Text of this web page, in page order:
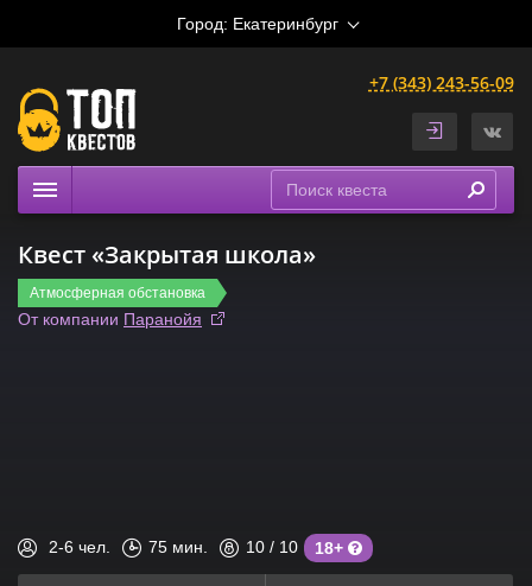
Город: Екатеринбург
+7 (343) 243-56-09
Расписание
Рейтинги
Квест «Закрытая школа»
Атмосферная обстановка
От компании Паранойя
2-6 чел. 75 мин. 10 / 10 18+